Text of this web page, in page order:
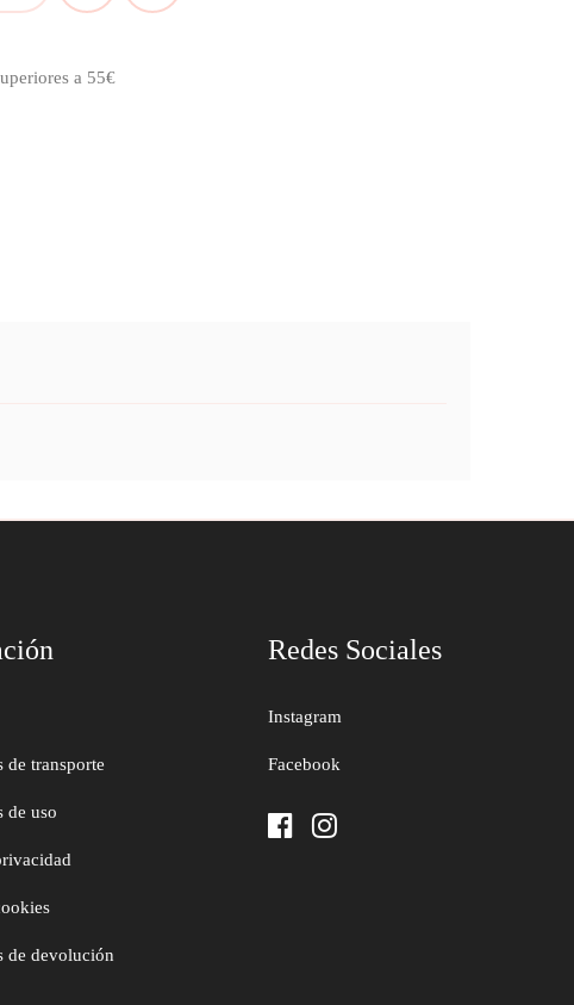
a 55€
de transporte
de uso
de devolución
Redes Sociales
Instagram
Facebook